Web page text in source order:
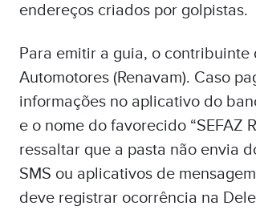
endereços criados por golpistas.
Para emitir a guia, o
Automotores (Renavam). Caso
informações no aplicativo do
e o nome do favorecido “SEFAZ
ressaltar que a pasta não envia
SMS ou aplicativos de
deve registrar ocorrência na